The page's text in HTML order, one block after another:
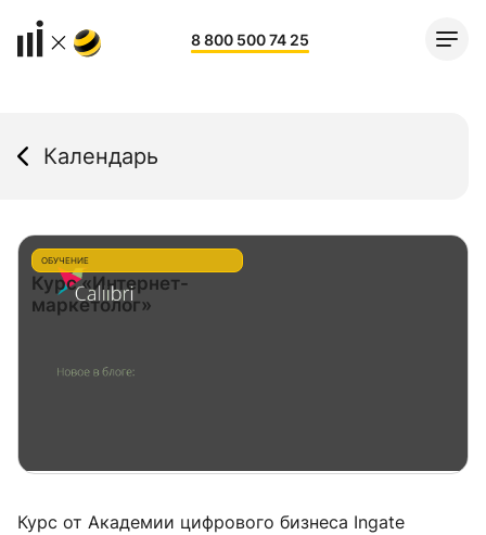
8 800 500 74 25
Календарь
ОБУЧЕНИЕ
Курс «Интернет-
маркетолог»
Курс от Академии цифрового бизнеса Ingate